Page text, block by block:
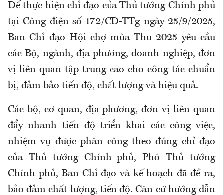
Để thực hiện chỉ đạo của Thủ tướng Chính phủ
tại Công điện số 172/CĐ-TTg ngày 25/9/2025,
Ban Chỉ đạo Hội chợ mùa Thu 2025 yêu cầu
các Bộ, ngành, địa phương, doanh nghiệp, đơn
vị liên quan tập trung cao cho công tác chuẩn
bị, đảm bảo tiến độ, chất lượng và hiệu quả.
Các bộ, cơ quan, địa phương, đơn vị liên quan
đẩy nhanh tiến độ triển khai các công việc,
nhiệm vụ được phân công theo đúng chỉ đạo
của Thủ tướng Chính phủ, Phó Thủ tướng
Chính phủ, Ban Chỉ đạo và kế hoạch đã đề ra,
bảo đảm chất lượng, tiến độ. Căn cứ hướng dẫn